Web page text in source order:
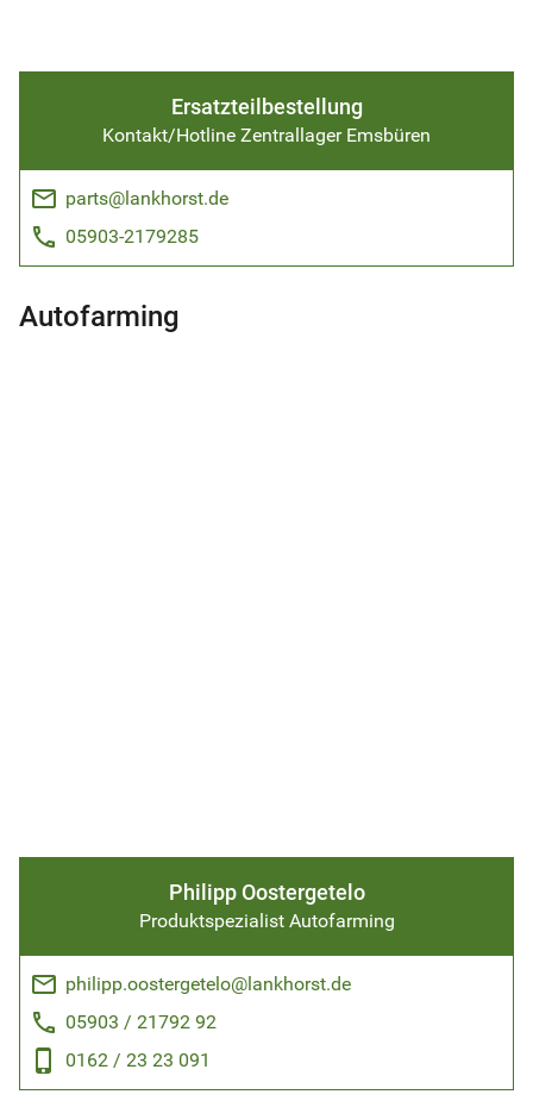
Ersatzteilbestellung
Kontakt/Hotline Zentrallager Emsbüren
email parts@lankhorst.de
phone 05903-2179285
Autofarming
Philipp Oostergetelo
Produktspezialist Autofarming
email philipp.oostergetelo@lankhorst.de
phone 05903 / 21792 92
phone_android 0162 / 23 23 091